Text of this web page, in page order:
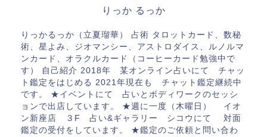
りっか るっか
りっかるっか（立夏瑠華） 占術 タロットカード、数秘
術、星よみ、ジオマンシー、アストロダイス、ルノルマ
ンカード、オラクルカード（コーヒーカード勉強中で
す） 自己紹介 2018年 某オンライン占いにて チャッ
ト鑑定をはじめる 2021年現在も チャット鑑定継続中
です。 ★イベントにて 占いとボディワークのセッシ
ョンで出店しています。 ★週に一度（木曜日） イオ
ン新座店 ３F 占い&ギャラリー シコウにて 対面
鑑定の受付をしています。 ★鑑定のご依頼と問い合わ